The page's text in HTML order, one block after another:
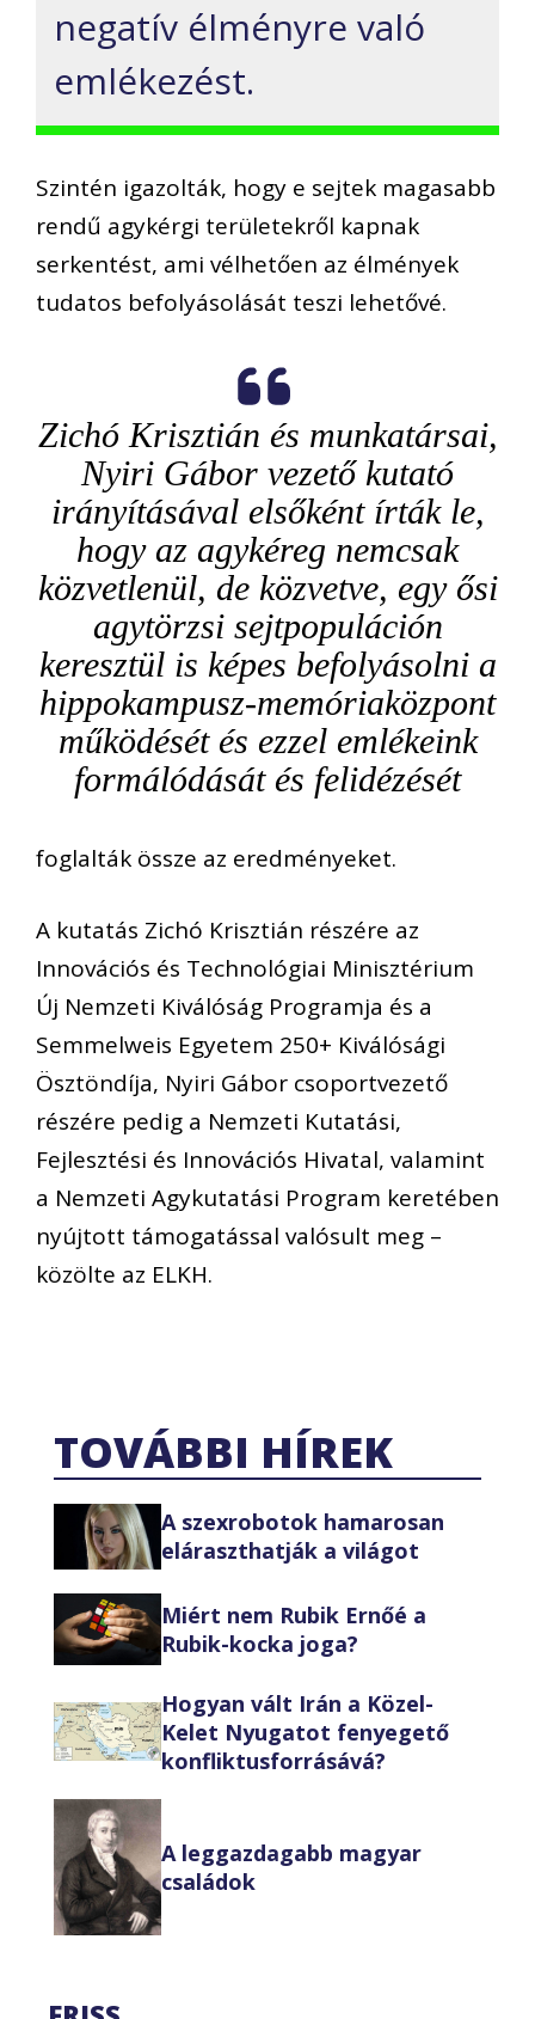
negatív élményre való
emlékezést.
Szintén igazolták, hogy e sejtek magasabb
rendű agykérgi területekről kapnak
serkentést, ami vélhetően az élmények
tudatos befolyásolását teszi lehetővé.
Zichó Krisztián és munkatársai,
Nyiri Gábor vezető kutató
irányításával elsőként írták le,
hogy az agykéreg nemcsak
közvetlenül, de közvetve, egy ősi
agytörzsi sejtpopuláción
keresztül is képes befolyásolni a
hippokampusz-memóriaközpont
működését és ezzel emlékeink
formálódását és felidézését
foglalták össze az eredményeket.
A kutatás Zichó Krisztián részére az
Innovációs és Technológiai Minisztérium
Új Nemzeti Kiválóság Programja és a
Semmelweis Egyetem 250+ Kiválósági
Ösztöndíja, Nyiri Gábor csoportvezető
részére pedig a Nemzeti Kutatási,
Fejlesztési és Innovációs Hivatal, valamint
a Nemzeti Agykutatási Program keretében
nyújtott támogatással valósult meg –
közölte az ELKH.
TOVÁBBI HÍREK
A szexrobotok hamarosan
eláraszthatják a világot
Miért nem Rubik Ernőé a
Rubik-kocka joga?
Hogyan vált Irán a Közel-
Kelet Nyugatot fenyegető
konfliktusforrásává?
A leggazdagabb magyar
családok